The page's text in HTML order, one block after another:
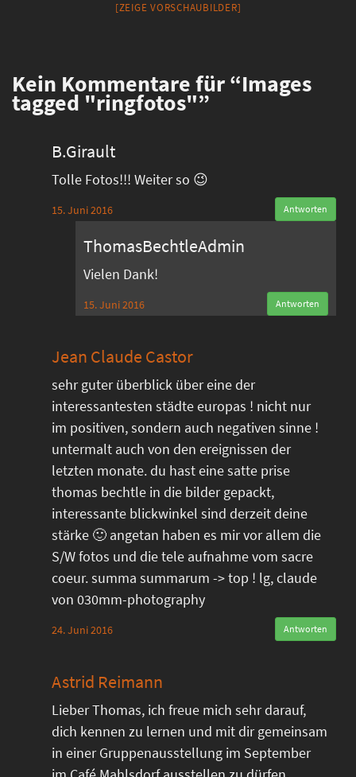
[ZEIGE VORSCHAUBILDER]
Kein Kommentare für “Images
tagged "ringfotos"”
B.Girault
Tolle Fotos!!! Weiter so 😉
15. Juni 2016 Antworten
ThomasBechtleAdmin
Vielen Dank!
15. Juni 2016 Antworten
Jean Claude Castor
sehr guter überblick über eine der
interessantesten städte europas ! nicht nur
im positiven, sondern auch negativen sinne !
untermalt auch von den ereignissen der
letzten monate. du hast eine satte prise
thomas bechtle in die bilder gepackt,
interessante blickwinkel sind derzeit deine
stärke 🙂 angetan haben es mir vor allem die
S/W fotos und die tele aufnahme vom sacre
coeur. summa summarum -> top ! lg, claude
von 030mm-photography
24. Juni 2016 Antworten
Astrid Reimann
Lieber Thomas, ich freue mich sehr darauf,
dich kennen zu lernen und mit dir gemeinsam
in einer Gruppenausstellung im September